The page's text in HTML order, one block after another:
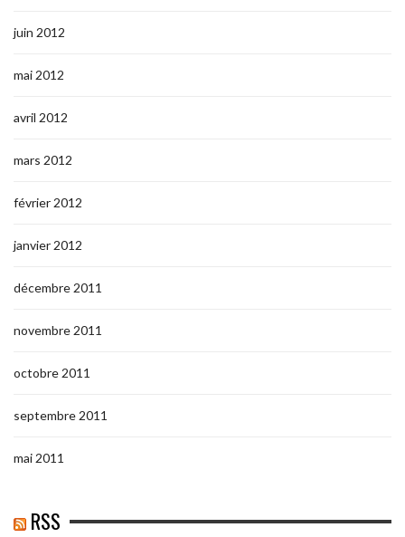
juin 2012
mai 2012
avril 2012
mars 2012
février 2012
janvier 2012
décembre 2011
novembre 2011
octobre 2011
septembre 2011
mai 2011
RSS